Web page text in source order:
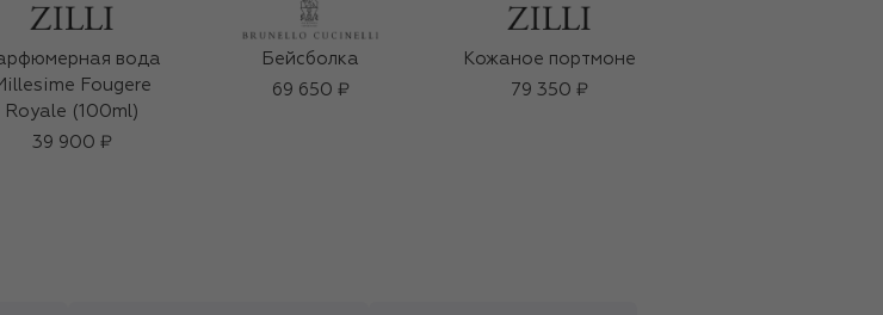
вода
Fougere
Royale (100ml)
39 900 ₽
Бейсболка
69 650 ₽
Кожаное портмоне
79 350 ₽